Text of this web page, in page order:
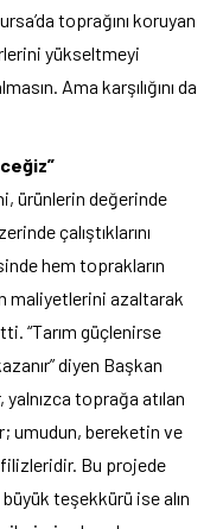
toprağını koruyan
yükseltmeyi
Ama karşılığını da
ürünlerin değerinde
çalıştıklarını
hem toprakların
maliyetlerini azaltarak
“Tarım güçlenirse
diyen Başkan
yalnızca toprağa atılan
umudun, bereketin ve
filizleridir. Bu projede
teşekkürü ise alın